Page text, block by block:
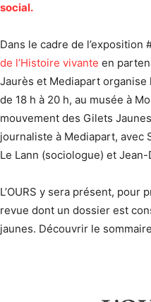
social.
Dans le cadre de l’exposition
de l’Histoire vivante en
Jaurès et Mediapart
de 18 h à 20 h, au musée à
mouvement des Gilets
journaliste à Mediapart, avec
Le Lann (sociologue) et
L’OURS y sera présent,
revue dont un dossier est
jaunes. Découvrir le